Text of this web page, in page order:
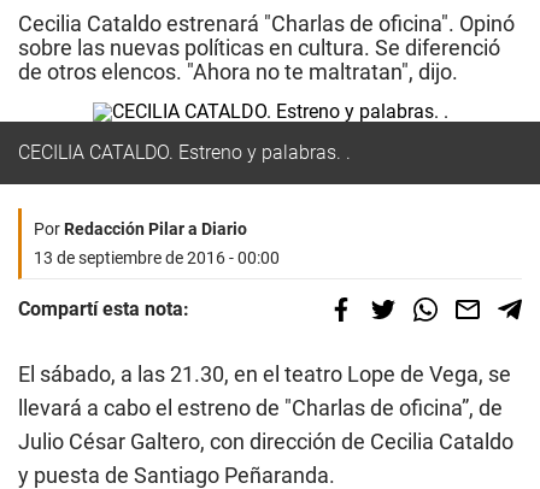
Cecilia Cataldo estrenará "Charlas de oficina". Opinó
sobre las nuevas políticas en cultura. Se diferenció
de otros elencos. "Ahora no te maltratan", dijo.
CECILIA CATALDO. Estreno y palabras. .
PorRedacción Pilar a Diario
13 de septiembre de 2016 - 00:00
Compartí esta nota:
El sábado, a las 21.30, en el teatro Lope de Vega, se
llevará a cabo el estreno de "Charlas de oficina”, de
Julio César Galtero, con dirección de Cecilia Cataldo
y puesta de Santiago Peñaranda.